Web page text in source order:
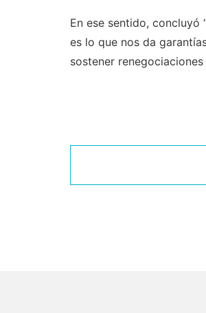
En ese sentido, concluyó
es lo que nos da
sostener